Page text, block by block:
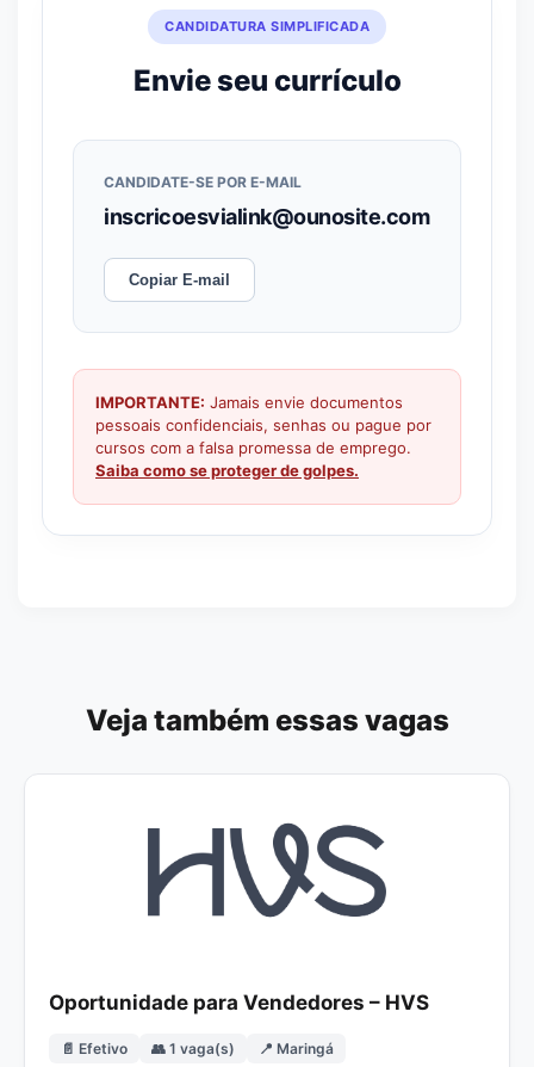
CANDIDATURA SIMPLIFICADA
Envie seu currículo
CANDIDATE-SE POR E-MAIL
inscricoesvialink@ounosite.com
Copiar E-mail
IMPORTANTE: Jamais envie documentos
pessoais confidenciais, senhas ou pague por
cursos com a falsa promessa de emprego.
Saiba como se proteger de golpes.
Veja também essas vagas
Oportunidade para Vendedores – HVS
📄 Efetivo 👥 1 vaga(s) 📍 Maringá